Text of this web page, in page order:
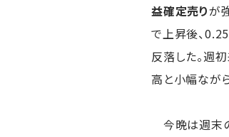
益確定売りが
で上昇後、
反落した。週
高と小幅なが
今晩は週末